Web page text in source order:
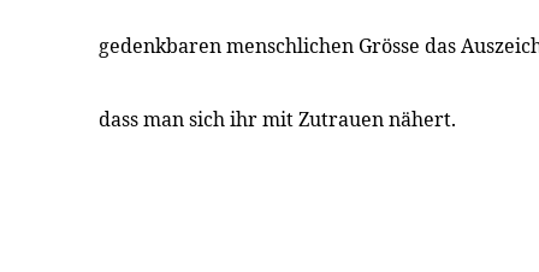
gedenkbaren menschlichen Grösse das
dass man sich ihr mit Zutrauen nähert.